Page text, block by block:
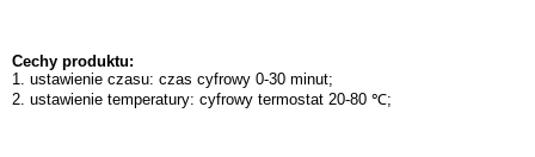
Cechy produktu:
1. ustawienie czasu: czas cyfrowy 0-30 minut;
2. ustawienie temperatury: cyfrowy termostat 20-80 ℃;